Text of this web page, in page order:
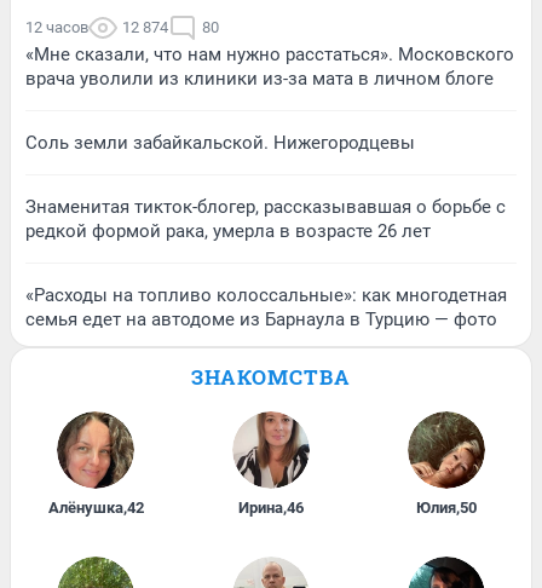
12 часов 12 874 80
«Мне сказали, что нам нужно расстаться». Московского
врача уволили из клиники из-за мата в личном блоге
Соль земли забайкальской. Нижегородцевы
Знаменитая тикток-блогер, рассказывавшая о борьбе с
редкой формой рака, умерла в возрасте 26 лет
«Расходы на топливо колоссальные»: как многодетная
семья едет на автодоме из Барнаула в Турцию — фото
ЗНАКОМСТВА
Алёнушка,42 Ирина,46 Юлия,50